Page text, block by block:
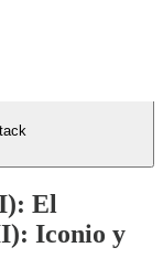
El
Iconio y